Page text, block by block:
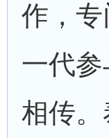
作，
一代
相传